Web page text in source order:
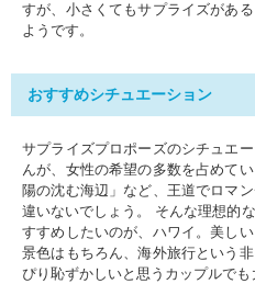
すが、小さくてもサプライズがあ
ようです。
おすすめシチュエーション
サプライズプロポーズのシチュエ
んが、女性の希望の多数を占めて
陽の沈む海辺」など、王道でロマ
違いないでしょう。 そんな理想的
すすめしたいのが、ハワイ。美し
景色はもちろん、海外旅行という
ぴり恥ずかしいと思うカップルで